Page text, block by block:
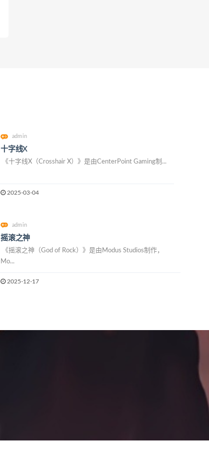
admin
十字线X
《十字线X（Crosshair X）》是由CenterPoint Gaming制...
2025-03-04
admin
摇滚之神
《摇滚之神（God of Rock）》是由Modus Studios制作，
Mo...
2025-12-17